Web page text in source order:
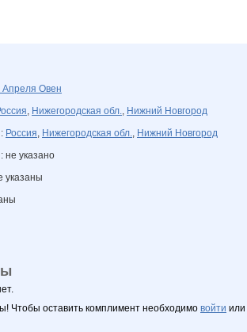
Апреля Овен
, Нижегородская обл., Нижний Новгород
Россия, Нижегородская обл., Нижний Новгород
не указано
указаны
Чтобы оставить комплимент необходимо войти или